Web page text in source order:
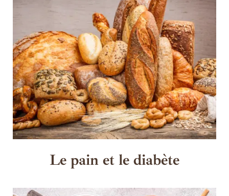
Le pain et le diabète